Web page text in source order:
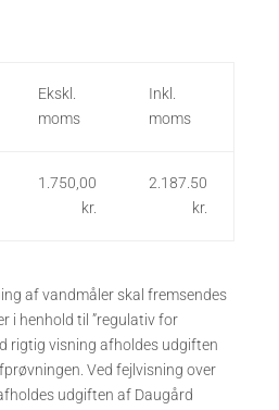
Ekskl.
moms
Inkl.
moms
1.750,00
kr.
2.187.50
kr.
af vandmåler skal fremsendes
i henhold til ”regulativ for
rigtig visning afholdes udgiften
Ved fejlvisning over
udgiften af Daugård